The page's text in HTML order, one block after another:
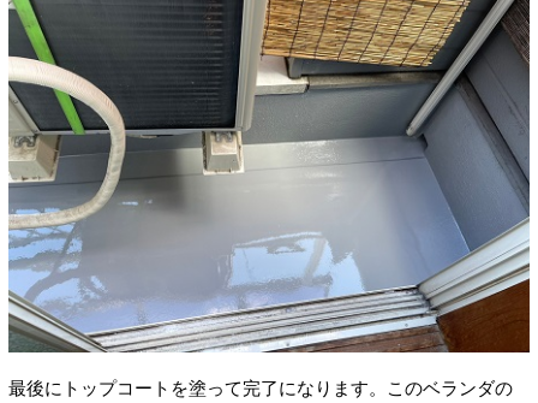
最後にトップコートを塗って完了になります。このベランダの